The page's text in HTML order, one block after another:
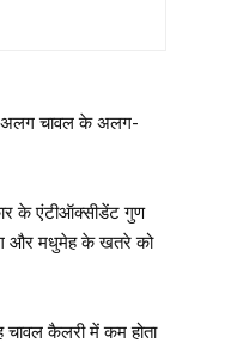
अलग चावल के अलग-
के एंटीऑक्सीडेंट गुण
और मधुमेह के खतरे को
कैलरी में कम होता